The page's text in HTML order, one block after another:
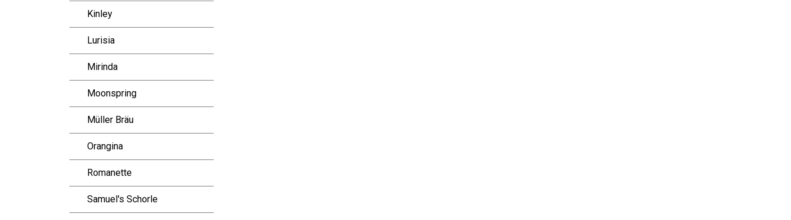
Kinley
Lurisia
Mirinda
Moonspring
Müller Bräu
Orangina
Romanette
Samuel's Schorle